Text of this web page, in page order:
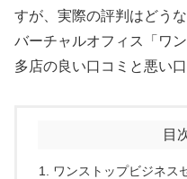
すが、実際の評判はどう
バーチャルオフィス「ワ
多店の良い口コミと悪い
目
ワンストップビジネス